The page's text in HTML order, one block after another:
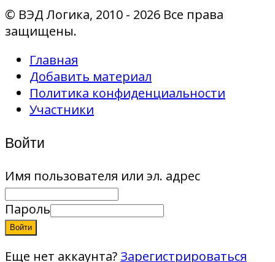
© ВЭД Логика, 2010 - 2026 Все права
защищены.
Главная
Добавить материал
Политика конфиденциальности
Участники
Войти
Имя пользователя или эл. адрес
Пароль
Войти
Еще нет аккаунта? Зарегистрироваться